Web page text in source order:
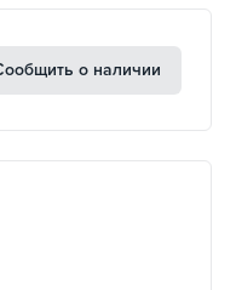
о наличии